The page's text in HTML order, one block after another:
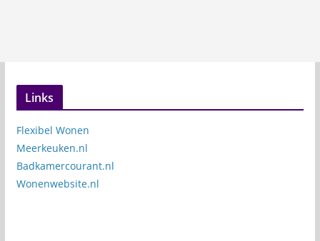
Links
Flexibel Wonen
Meerkeuken.nl
Badkamercourant.nl
Wonenwebsite.nl